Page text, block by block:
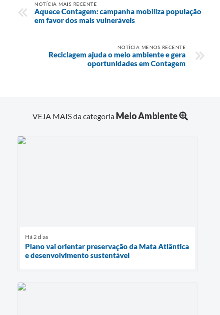
NOTÍCIA MAIS RECENTE
Aquece Contagem: campanha mobiliza população
em favor dos mais vulneráveis
NOTÍCIA MENOS RECENTE
Reciclagem ajuda o meio ambiente e gera
oportunidades em Contagem
VEJA MAIS da categoria Meio Ambiente
Há 2 dias
Plano vai orientar preservação da Mata Atlântica
e desenvolvimento sustentável